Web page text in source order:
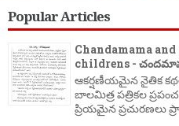
Popular Articles
Chandamama
childrens -
ఆకర్షణీయమైన నైతిక
బాలమిత్ర పత్రికల
ప్రియమైన ప్రచురణలు